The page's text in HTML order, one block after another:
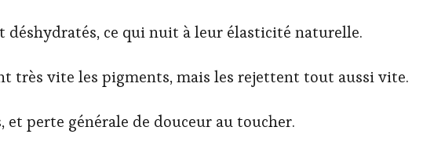
déshydratés, ce qui nuit à leur élasticité naturelle.
très vite les pigments, mais les rejettent tout aussi vite.
et perte générale de douceur au toucher.